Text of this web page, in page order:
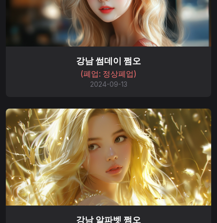
강남 썸데이 쩜오
(폐업: 정상폐업)
2024-09-13
강남 알파벳 쩜오